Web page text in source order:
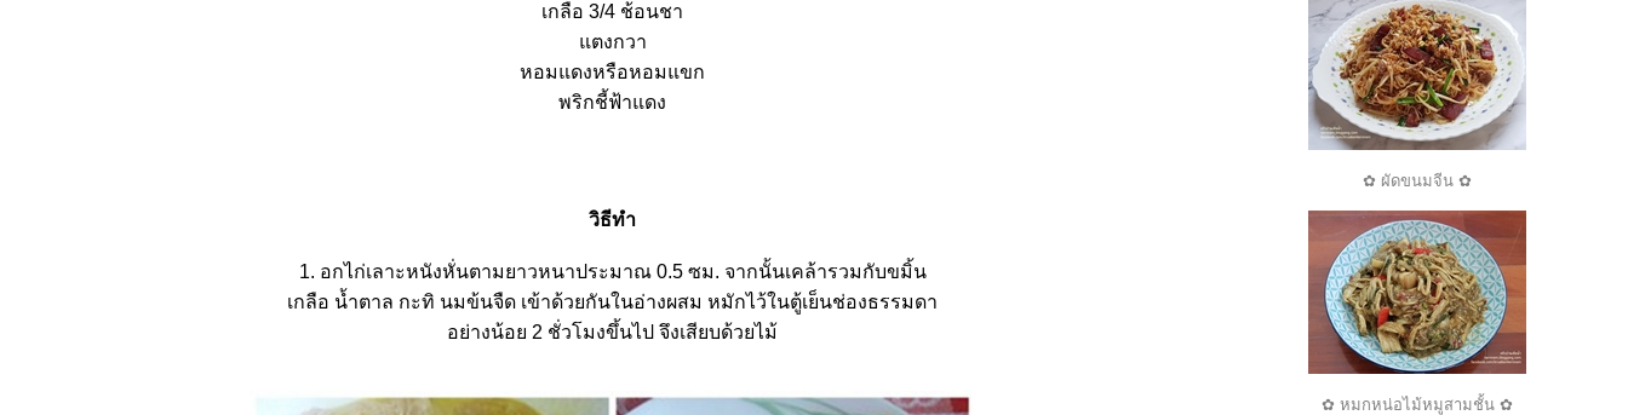
เกลือ 3/4 ช้อนชา
ตงกวา
หอมแดงหรือหอมแขก
พริกชี้ฟ้าแดง
วิธีทำ
1. อกไก่เลาะหนังหั่นตามยาวหนาประมาณ 0.5 ซม. จากนั้นเคล้ารวมกับขมิ้น
เกลือ น้ำตาล กะทิ นมข้นจืด เข้าด้วยกันในอ่างผสม หมักไว้ในตู้เย็นช่องธรรมดา
อย่างน้อย 2 ชั่วโมงขึ้นไป จึงเสียบด้วยไม้
✿ ผัดขนมจีน ✿
✿ หมกหน่อไม้หมูสามชั้น ✿